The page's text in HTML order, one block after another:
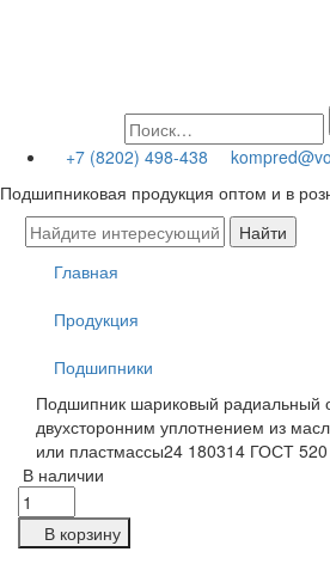
+7 (8202) 498-438
Подшипниковая продукция оптом и в
Главная
Продукция
Подшипники
Подшипник шариковый радиальный
двухсторонним уплотнением из
или пластмассы24 180314 ГОСТ 520
В наличии
В корзину